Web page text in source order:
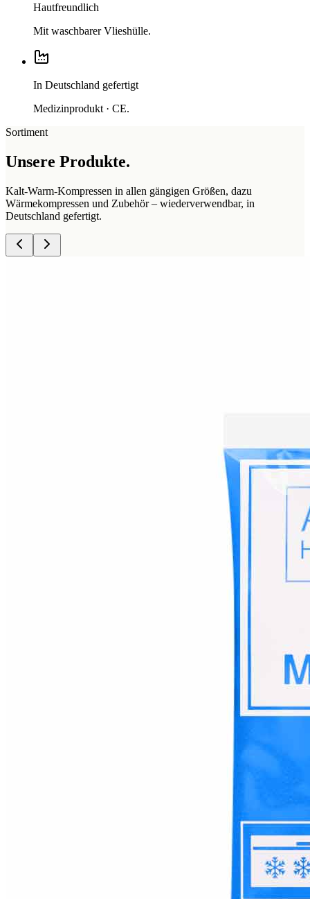
Hautfreundlich
Mit waschbarer Vlieshülle.
In Deutschland gefertigt
Medizinprodukt · CE.
Sortiment
Unsere Produkte.
Kalt-Warm-Kompressen in allen gängigen Größen, dazu
Wärmekompressen und Zubehör – wiederverwendbar, in
Deutschland gefertigt.